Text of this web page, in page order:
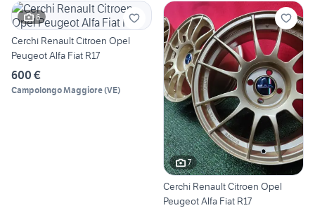
6
Cerchi Renault Citroen Opel
Peugeot Alfa Fiat R17
600 €
Campolongo Maggiore(VE)
7
Cerchi Renault Citroen Opel
Peugeot Alfa Fiat R17